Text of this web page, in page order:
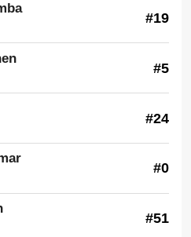
#19
#5
#24
#0
#51